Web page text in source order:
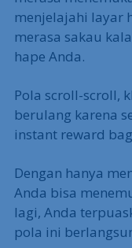
menjelajahi layar
merasa sakau
hape Anda.
Pola scroll-scroll,
berulang karena
instant reward
Dengan hanya
Anda bisa
lagi, Anda
pola ini